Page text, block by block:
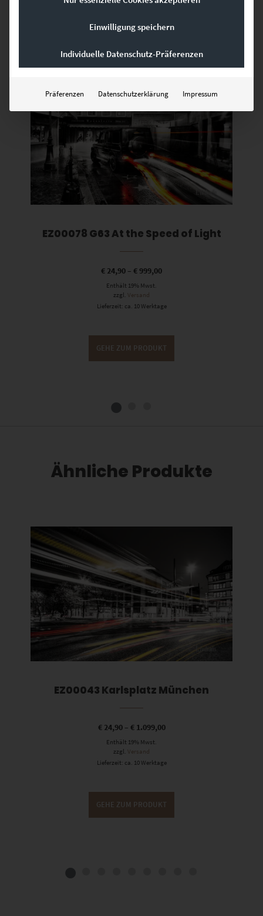
Dieses Produkt weist mehrere Varianten auf. Die Optionen können auf der Produktseite gewählt werden
EZ00078 G63 At the Speed of Light
€ 24,90 –€ 999,00
Enthält 19% Mwst.
zzgl. Versand
Lieferzeit: ca. 10 Werktage
GEHE ZUM PRODUKT
Ähnliche Produkte
Dieses Produkt weist mehrere Varianten auf. Die Optionen können auf der Produktseite gewählt werden
EZ00043 Karlsplatz München
€24,90– €1.099,00
Enthält 19% Mwst.
zzgl.
Versand
Lieferzeit: ca. 10 Werktage
GEHE ZUM PRODUKT
Einwilligung speichern
Individuelle Datenschutz-Präferenzen
Präferenzen Datenschutzerklärung Impressum